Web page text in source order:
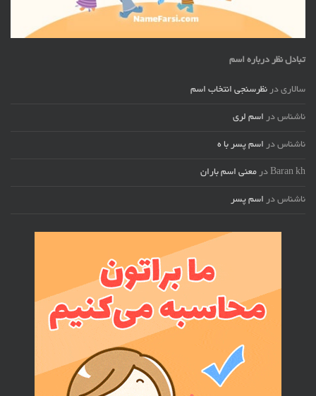
تبادل نظر درباره اسم
سالاری در نظرسنجی انتخاب اسم
ناشناس در اسم لری
ناشناس در اسم پسر با ه
Baran kh در معنی اسم باران
ناشناس در اسم پسر